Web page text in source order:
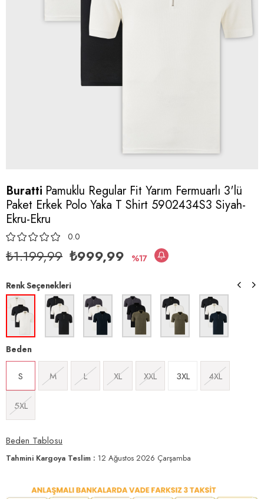
Buratti Pamuklu Regular Fit Yarım Fermuarlı 3'lü
Paket Erkek Polo Yaka T Shirt 5902434S3 Siyah-
Ekru-Ekru
0.0
₺1.199,99 ₺999,99 17
Renk Seçenekleri
Beden
S M L XL XXL 3XL 4XL
5XL
Beden Tablosu
Tahmini Kargoya Teslim : 12 Ağustos 2026 Çarşamba